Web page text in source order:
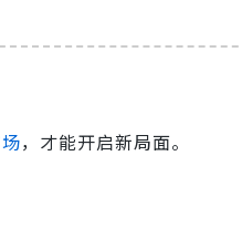
，才能开启新局面。